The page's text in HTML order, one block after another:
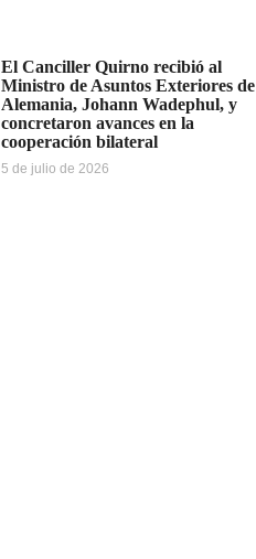
El Canciller Quirno recibió al
Ministro de Asuntos Exteriores de
Alemania, Johann Wadephul, y
concretaron avances en la
cooperación bilateral
5 de julio de 2026